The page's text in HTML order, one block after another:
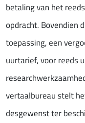
betaling van het
opdracht. Bovendien
toepassing, een
uurtarief, voor reeds
vertaalbureau stelt
desgewenst ter